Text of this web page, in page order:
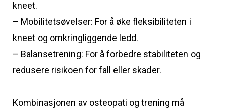
kneet.
– Mobilitetsøvelser: For å øke fleksibiliteten i
kneet og omkringliggende ledd.
– Balansetrening: For å forbedre stabiliteten og
redusere risikoen for fall eller skader.
Kombinasjonen av osteopati og trening må